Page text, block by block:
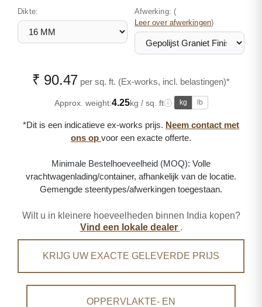
Dikte: Afwerking: (
Leer over afwerkingen)
₹ 90.47 per sq. ft. (Ex-works, incl. belastingen)*
Approx. weight:4.25kg / sq. ft i kg lb
*Dit is een indicatieve ex-works prijs. Neem contact met
ons op voor een exacte offerte.
Minimale Bestelhoeveelheid (MOQ): Volle
vrachtwagenlading/container, afhankelijk van de locatie.
Gemengde steentypes/afwerkingen toegestaan.
Wilt u in kleinere hoeveelheden binnen India kopen?
Vind een lokale dealer .
KRIJG UW EXACTE GELEVERDE PRIJS
OPPERVLAKTE- EN